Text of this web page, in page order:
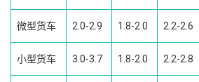
微型货车 2.0-2.9 1.8-2.0 2.2-2.6
小型货车 3.0-3.7 1.8-2.0 2.2-2.8